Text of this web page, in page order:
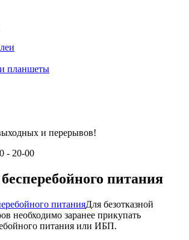
планшеты
и перерывов!
- 20-00
питания
Для безотказной
необходимо заранее прикупать
питания или ИБП.